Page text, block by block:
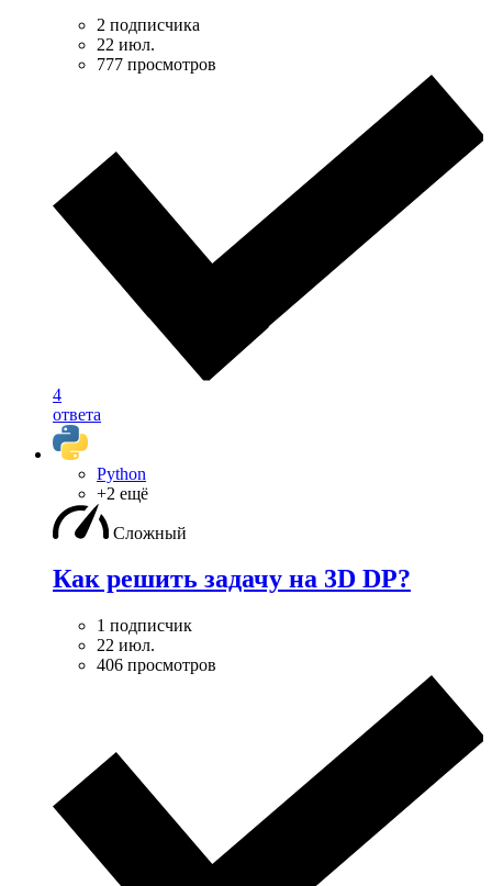
2 подписчика
22 июл.
777 просмотров
4
ответа
Python
+2 ещё
Сложный
Как решить задачу на 3D DP?
1 подписчик
22 июл.
406 просмотров